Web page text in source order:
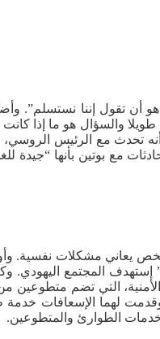
هو أن تقول إننا نستسلم”.
والسؤال هو ما إذا كانت
تحدث مع الرئيس الروسي،
مع بوتين بأنها
المجتمع اليهودي.
التي تضم متطوعين
لهما الإسعافات خدمة
خدمات الطوارئ والمتطوعين.